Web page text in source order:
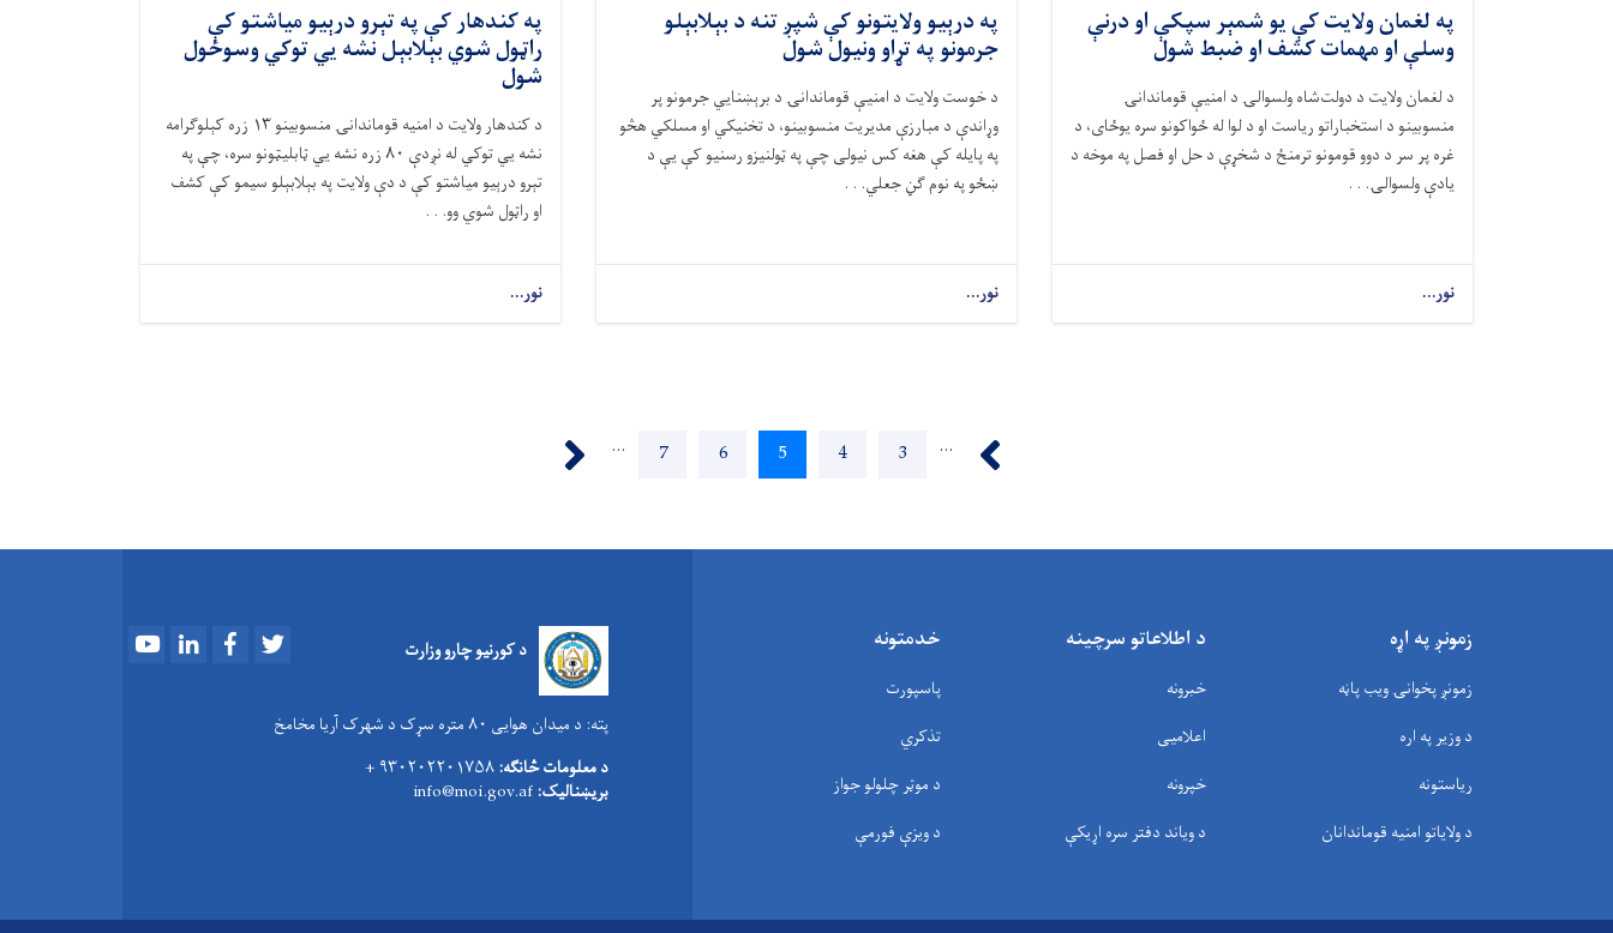
​په لغمان ولایت کې یو شمېر سپکې او درنې
وسلې او مهمات کشف او ضبط شول
​د لغمان ولایت د دولت‌شاه ولسوالۍ د امنیې قوماندانۍ
منسوبینو د استخباراتو ریاست او د لوا له ځواکونو سره یوځای، د
غره پر سر د دوو قومونو ترمنځ د شخړې د حل او فصل په موخه د
یادې ولسوالۍ. . .
نور...
په درېیو ولایتونو کې شپږ تنه د بېلابېلو
جرمونو په تړاو ونیول شول
د خوست ولایت د امنیې قوماندانۍ د برېښنايي جرمونو پر
وړاندې د مبارزې مدیریت منسوبینو، د تخنیکي او مسلکي هڅو
په پایله کې هغه کس نیولی چې په ټولنیزو رسنیو کې یې د
ښځو په نوم ګڼ جعلي. . .
نور...
په کندهار کې په تېرو درېیو میاشتو کې
راټول شوي بېلابېل نشه يي توکي وسوځول
شول
د کندهار ولایت د امنیه قوماندانۍ منسوبینو ۱۳ زره کېلوګرامه
نشه يي توکي له نږدې ۸۰ زره نشه یي ټابلیټونو سره، چې په
تېرو درېیو میاشتو کې د دې ولایت په بېلابېلو سیمو کې کشف
او راټول شوي وو. . .
نور...
Pagination
…
Page
3
Page
4
اوسنی
5
Page
6
Page
7
…
زمونږ په اړه
زمونږ پخوانۍ ویب پاڼه
د وزیر په اره
ریاستونه
د ولایاتو امنیه قوماندانان
د اطلاعاتو سرچینه
خبرونه
اعلامیی
خپرونه
د وياند دفتر سره اړیکې
خدمتونه
پاسپورت
تذکري
د موټر چلولو جواز
د ویزې فورمې
د کورنیو چارو وزارت YoutubeLinkedInFacebook
پته: د میدان هوایی ۸۰ متره سړک د شهرک آریا مخامخ
د معلومات څانګه: ۹۳۰۲۰۲۲۰۱۷۵۸ +
بریښنالیک: info@moi.gov.af